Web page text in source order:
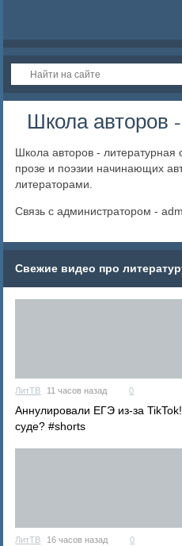
Школа авторов
Школа авторов - литературная
прозе и поэзии начинающих
литераторами.
Связь с администратором -
Свежие видео про
ЛитТВ 11 часов назад 0
Аннулировали ЕГЭ из‑за
суде? #shorts
ЛитТВ 16 часов назад 0